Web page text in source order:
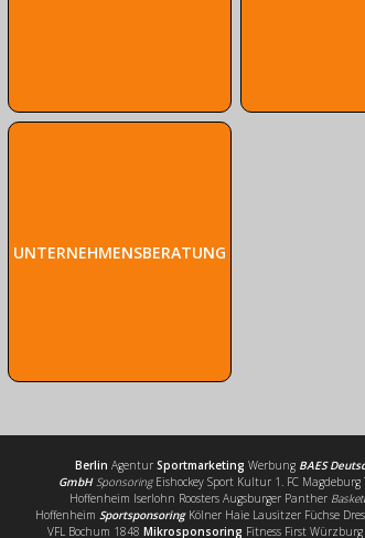
UNTERNEHMENSBERATUNG
Berlin AgenturSportmarketing Werbung BAES
GmbH SponsoringEishockey Sport Kultur 1. FC Magdeburg
Hoffenheim Iserlohn Roosters Augsburger Panther
Hoffenheim SportsponsoringKölner Haie Lausitzer Füchse
VFL Bochum 1848Mikrosponsoring Fitness First Würzburg